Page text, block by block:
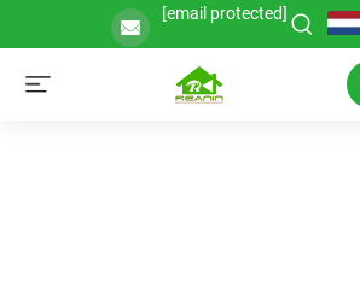
[email protected]